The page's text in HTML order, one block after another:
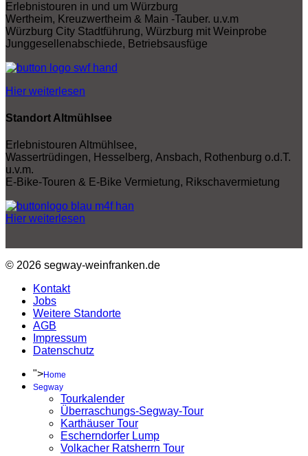
Erlebnistouren in und um Würzburg
Wertheim, Kreuzwertheim & Main -Tauber. u.v.m
Würzburg City Stadtführung, Würzburg mit Weinprobe
Junggesellenabschiede, Betriebsausfüge
Hier weiterlesen
Standort Altmühlsee
Erlebnistouren Altmühlsee,
Wassertrüdingen, Hesselberg, Ansbach, Rothenburg o.d.T.
u.v.m.
E-Bike-Touren & E-Bike Vermietung, Rikschavermietung
Hier weiterlesen
© 2026 segway-weinfranken.de
Kontakt
Jobs
Weitere Standorte
AGB
Impressum
Datenschutz
">Home
Segway
Tourkalender
Überraschungs-Segway-Tour
Karthäuser Tour
Escherndorfer Lump
Volkacher Ratsherrn Tour